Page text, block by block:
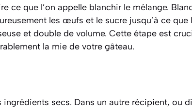
ce que l’on appelle blanchir le mélange.
les œufs et le sucre jusqu’à ce que
et double de volume. Cette étape est
la mie de votre gâteau.
ingrédients secs. Dans un autre récipient, ou